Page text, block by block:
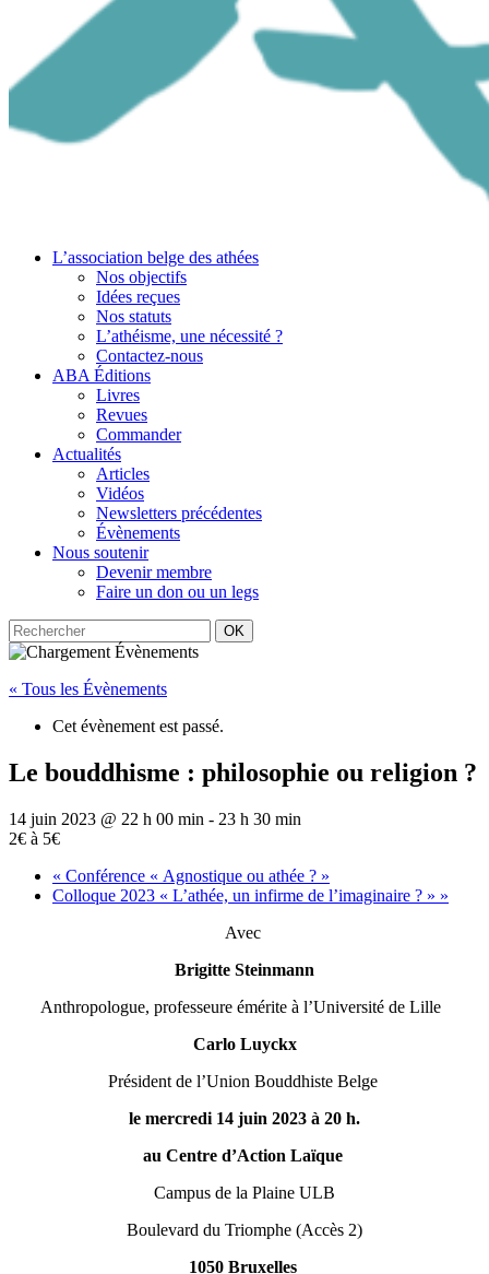
L’association belge des athées
Nos objectifs
Idées reçues
Nos statuts
L’athéisme, une nécessité ?
Contactez-nous
ABA Éditions
Livres
Revues
Commander
Actualités
Articles
Vidéos
Newsletters précédentes
Évènements
Nous soutenir
Devenir membre
Faire un don ou un legs
OK
« Tous les Évènements
Cet évènement est passé.
Le bouddhisme : philosophie ou religion ?
14 juin 2023 @ 22 h 00 min - 23 h 30 min
2€ à 5€
« Conférence « Agnostique ou athée ? »
Colloque 2023 « L’athée, un infirme de l’imaginaire ? » »
Avec
Brigitte Steinmann
Anthropologue, professeure émérite à l’Université de Lille
Carlo Luyckx
Président de l’Union Bouddhiste Belge
le mercredi 14 juin 2023 à 20 h.
au Centre d’Action Laïque
Campus de la Plaine ULB
Boulevard du Triomphe (Accès 2)
1050 Bruxelles